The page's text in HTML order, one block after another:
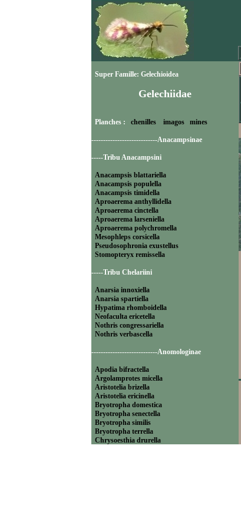
Super Famille: Gelechioidea
Gelechiidae
Planches : chenilles imagos mines
----------------------------Anacampsinae
-----Tribu Anacampsini
Anacampsis blattariella
Anacampsis populella
Anacampsis timidella
Aproaerema anthyllidella
Aproaerema cinctella
Aproaerema larseniella
Aproaerema polychromella
Mesophleps corsicella
Pseudosophronia exustellus
Stomopteryx remissella
-----Tribu Chelariini
Anarsia innoxiella
Anarsia spartiella
Hypatima rhomboidella
Neofaculta ericetella
Nothris congressariella
Nothris verbascella
----------------------------Anomologinae
Apodia bifractella
Argolamprotes micella
Aristotelia brizella
Aristotelia ericinella
Bryotropha domestica
Bryotropha senectella
Bryotropha similis
Bryotropha terrella
Chrysoesthia drurella